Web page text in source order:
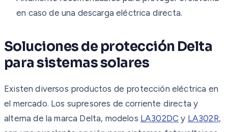
en caso de una descarga eléctrica directa.
Soluciones de protección Delta
para sistemas solares
Existen diversos productos de protección eléctrica en
el mercado. Los supresores de corriente directa y
alterna de la marca Delta, modelos LA302DC y LA302R,